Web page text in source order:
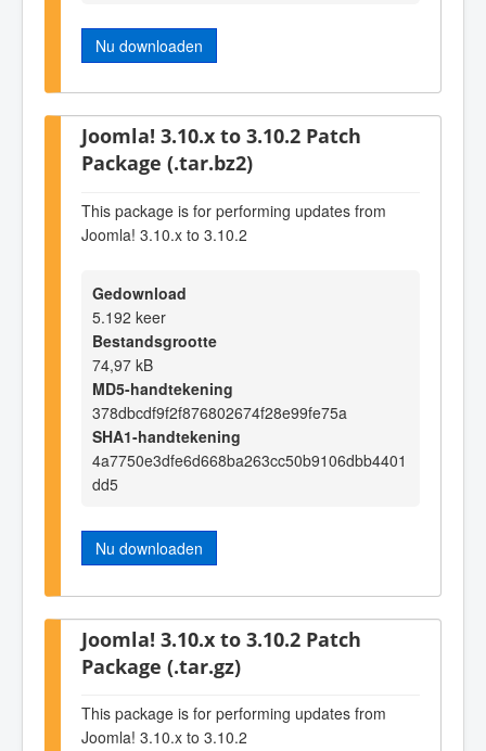
Nu downloaden
Joomla! 3.10.x to 3.10.2 Patch
Package (.tar.bz2)
This package is for performing updates from
Joomla! 3.10.x to 3.10.2
Gedownload
5.192 keer
Bestandsgrootte
74,97 kB
MD5-handtekening
378dbcdf9f2f876802674f28e99fe75a
SHA1-handtekening
4a7750e3dfe6d668ba263cc50b9106dbb4401
dd5
Nu downloaden
Joomla! 3.10.x to 3.10.2 Patch
Package (.tar.gz)
This package is for performing updates from
Joomla! 3.10.x to 3.10.2